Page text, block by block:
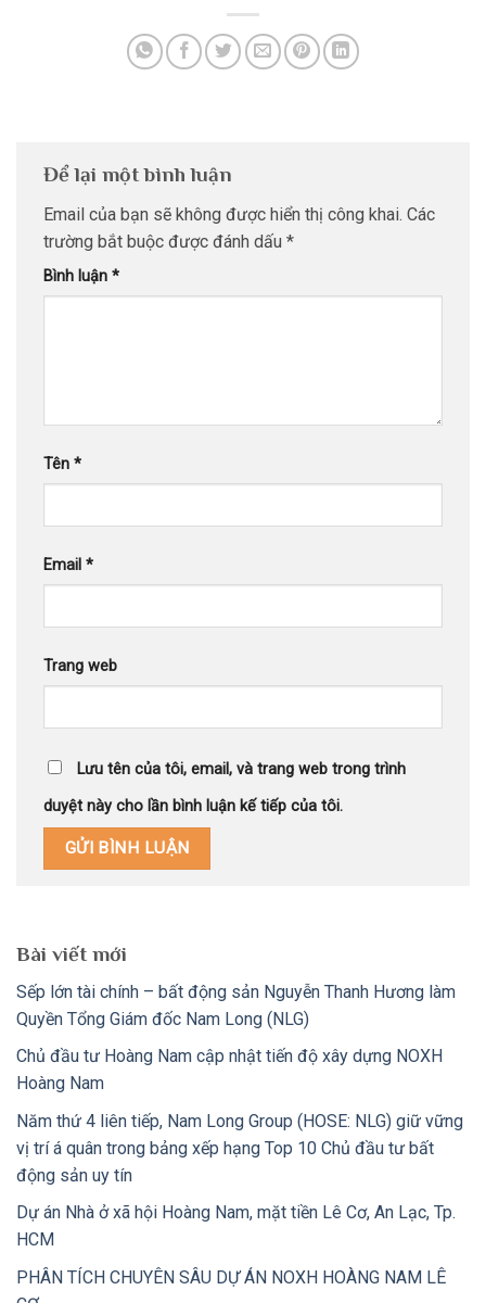
Để lại một bình luận
Email của bạn sẽ không được hiển thị công khai. Các
trường bắt buộc được đánh dấu *
Bình luận *
Tên *
Email *
Trang web
Lưu tên của tôi, email, và trang web trong trình
duyệt này cho lần bình luận kế tiếp của tôi.
Bài viết mới
Sếp lớn tài chính – bất động sản Nguyễn Thanh Hương làm
Quyền Tổng Giám đốc Nam Long (NLG)
Chủ đầu tư Hoàng Nam cập nhật tiến độ xây dựng NOXH
Hoàng Nam
Năm thứ 4 liên tiếp, Nam Long Group (HOSE: NLG) giữ vững
vị trí á quân trong bảng xếp hạng Top 10 Chủ đầu tư bất
động sản uy tín
Dự án Nhà ở xã hội Hoàng Nam, mặt tiền Lê Cơ, An Lạc, Tp.
HCM
PHÂN TÍCH CHUYÊN SÂU DỰ ÁN NOXH HOÀNG NAM LÊ